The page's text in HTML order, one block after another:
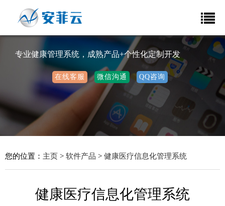
专业健康管理系统，成熟产品+个性化定制开发
在线客服 微信沟通 QQ咨询
您的位置： 主页 > 软件产品 > 健康医疗信息化管理系统
健康医疗信息化管理系统